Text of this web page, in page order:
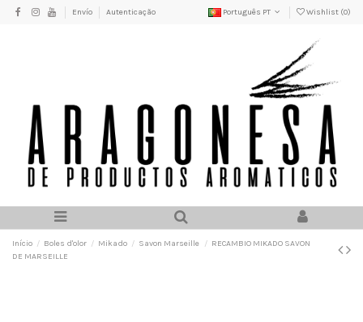
Envío Autenticação Português PT Wishlist (0)
Início Boles d'olor Mikado Savon Marseille
RECAMBIO MIKADO SAVON
DE MARSEILLE